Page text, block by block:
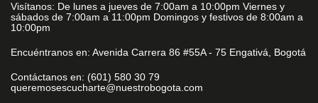
Visítanos: De lunes a jueves de 7:00am a 10:00pm Viernes y
sábados de 7:00am a 11:00pm Domingos y festivos de 8:00am a
10:00pm
Encuéntranos en: Avenida Carrera 86 #55A - 75 Engativá, Bogotá
Contáctanos en: (601) 580 30 79
queremosescucharte@nuestrobogota.com